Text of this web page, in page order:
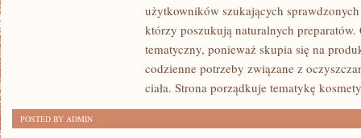
PORÓWNANIA
użytkowników szukających
którzy poszukują naturalnych preparatów.
tematyczny, ponieważ skupia się na
codzienne potrzeby związane z
ciała. Strona porządkuje tematykę
POSTED BY ADMIN